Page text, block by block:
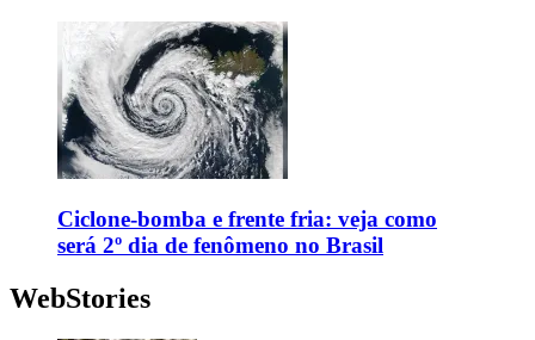
Ciclone-bomba e frente fria: veja como
será 2º dia de fenômeno no Brasil
WebStories